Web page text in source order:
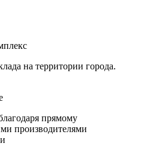
на территории города.
прямому
производителями